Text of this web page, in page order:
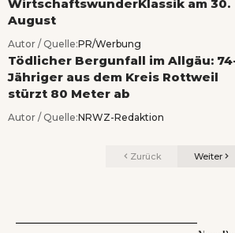
WirtschaftswunderKlassik am 30.
August
Autor / Quelle:PR/Werbung
Tödlicher Bergunfall im Allgäu:
Jähriger aus dem Kreis Rottweil
stürzt 80 Meter ab
Autor / Quelle:NRWZ-Redaktion
Zurück Weiter